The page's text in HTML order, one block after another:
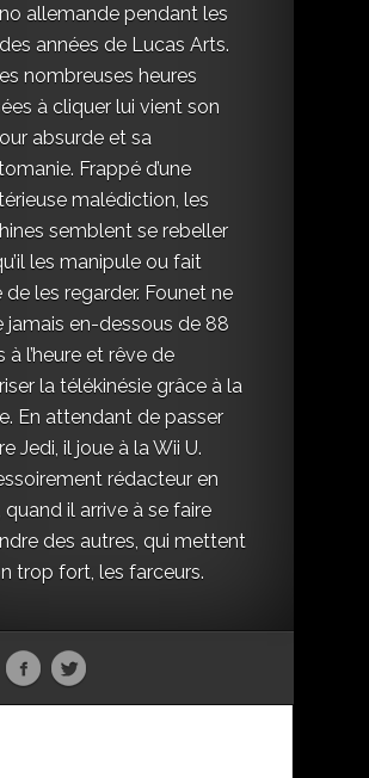
allemande pendant les
années de Lucas Arts.
nombreuses heures
à cliquer lui vient son
absurde et sa
Frappé d’une
malédiction, les
semblent se rebeller
les manipule ou fait
de les regarder. Founet ne
jamais en-dessous de 88
à l’heure et rêve de
la télékinésie grâce à la
En attendant de passer
Jedi, il joue à la Wii U.
rédacteur en
quand il arrive à se faire
des autres, qui mettent
trop fort, les farceurs.